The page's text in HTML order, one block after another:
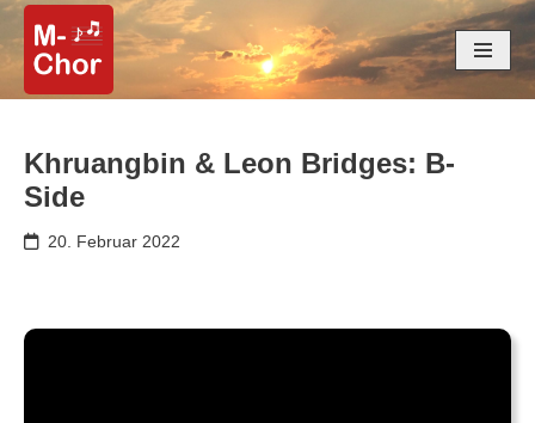
Zum
Inhalt
Khruangbin & Leon Bridges: B-
Side
20. Februar 2022